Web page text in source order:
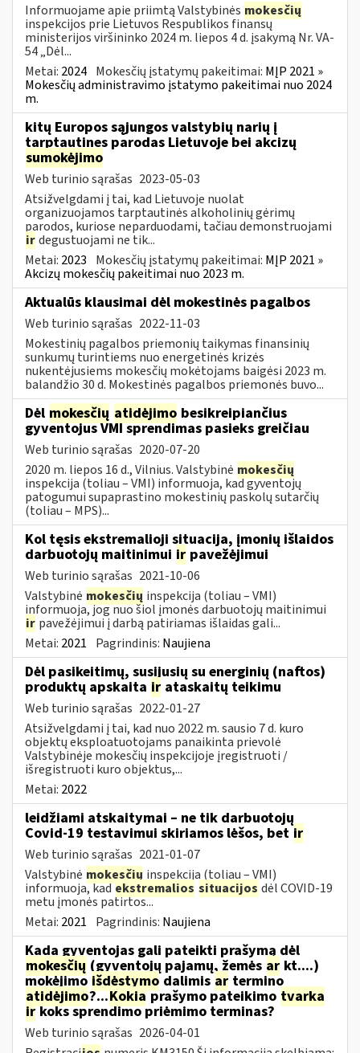
Informuojame apie priimtą Valstybinės mokesčių
inspekcijos prie Lietuvos Respublikos finansų
ministerijos viršininko 2024 m. liepos 4 d. įsakymą Nr. VA-
54 „Dėl...
Metai: 2024 Mokesčių įstatymų pakeitimai: MĮP 2021 »
Mokesčių administravimo įstatymo pakeitimai nuo 2024
m.
kitų Europos sąjungos valstybių narių į
tarptautines parodas Lietuvoje bei akcizų
sumokėjimo
Web turinio sąrašas 2023-05-03
Atsižvelgdami į tai, kad Lietuvoje nuolat
organizuojamos tarptautinės alkoholinių gėrimų
parodos, kuriose neparduodami, tačiau demonstruojami
irdegustuojami ne tik...
Metai: 2023 Mokesčių įstatymų pakeitimai: MĮP 2021 »
Akcizų mokesčių pakeitimai nuo 2023 m.
Aktualūs klausimai dėl mokestinės pagalbos
Web turinio sąrašas 2022-11-03
Mokestinių pagalbos priemonių taikymas finansinių
sunkumų turintiems nuo energetinės krizės
nukentėjusiems mokesčių mokėtojams baigėsi 2023 m.
balandžio 30 d. Mokestinės pagalbos priemonės buvo...
Dėl mokesčių atidėjimo besikreipiančius
gyventojus VMI sprendimas pasieks greičiau
Web turinio sąrašas 2020-07-20
2020 m. liepos 16 d., Vilnius. Valstybinė mokesčių
inspekcija (toliau – VMI) informuoja, kad gyventojų
patogumui supaprastino mokestinių paskolų sutarčių
(toliau – MPS)...
Kol tęsis ekstremalioji situacija, įmonių išlaidos
darbuotojų maitinimui ir pavežėjimui
Web turinio sąrašas 2021-10-06
Valstybinė mokesčių inspekcija (toliau – VMI)
informuoja, jog nuo šiol įmonės darbuotojų maitinimui
ir pavežėjimui į darbą patiriamas išlaidas gali...
Metai: 2021 Pagrindinis: Naujiena
Dėl pasikeitimų, susijusių su energinių (naftos)
produktų apskaita ir ataskaitų teikimu
Web turinio sąrašas 2022-01-27
Atsižvelgdami į tai, kad nuo 2022 m. sausio 7 d. kuro
objektų eksploatuotojams panaikinta prievolė
Valstybinėje mokesčių inspekcijoje įregistruoti /
išregistruoti kuro objektus,...
Metai: 2022
leidžiami atskaitymai – ne tik darbuotojų
Covid-19 testavimui skiriamos lėšos, bet ir
Web turinio sąrašas 2021-01-07
Valstybinė mokesčių inspekcija (toliau – VMI)
informuoja, kadekstremalios situacijos dėl COVID-19
metu įmonės patirtos...
Metai: 2021 Pagrindinis: Naujiena
Kada gyventojas gali pateikti prašymą dėl
mokesčių (gyventojų pajamų, žemės ar kt....)
mokėjimo išdėstymo dalimis ar termino
atidėjimo?...Kokiaprašymo pateikimo tvarka
irkoks sprendimo priėmimo terminas?
Web turinio sąrašas 2026-04-01